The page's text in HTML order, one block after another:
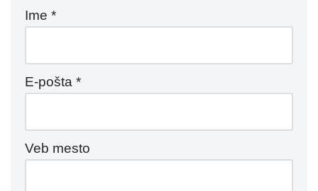
Ime *
E-pošta *
Veb mesto